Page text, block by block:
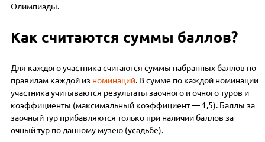
Олимпиады.
Как считаются суммы баллов?
Для каждого участника считаются суммы набранных баллов по
правилам каждой из номинаций. В сумме по каждой номинации
участника учитываются результаты заочного и очного туров и
коэффициенты (максимальный коэффициент — 1,5). Баллы за
заочный тур прибавляются только при наличии баллов за
очный тур по данному музею (усадьбе).